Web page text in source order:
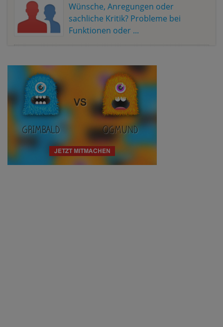
Wünsche, Anregungen oder
sachliche Kritik? Probleme bei
Funktionen oder ...